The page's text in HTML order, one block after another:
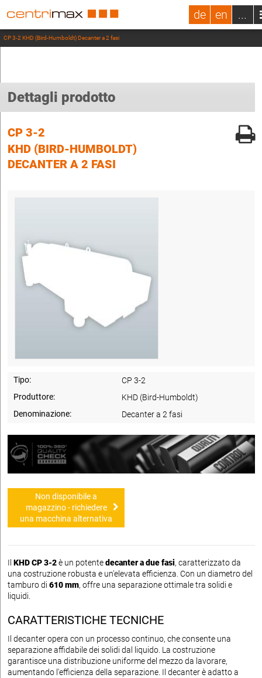
de en ...
CP 3-2 KHD (Bird-Humboldt) Decanter a 2 fasi
Dettagli prodotto
CP 3-2
KHD (BIRD-HUMBOLDT)
DECANTER A 2 FASI
Tipo:
CP 3-2
Produttore:
KHD (Bird-Humboldt)
Denominazione:
Decanter a 2 fasi
Non disponibile a
magazzino - richiedere
una macchina alternativa
Il KHD CP 3-2è un potentedecanter a due fasi, caratterizzato da
una costruzione robusta e un'elevata efficienza. Con un diametro del
tamburo di 610 mm, offre una separazione ottimale tra solidi e
liquidi.
CARATTERISTICHE TECNICHE
Il decanter opera con un processo continuo, che consente una
separazione affidabile dei solidi dal liquido. La costruzione
garantisce una distribuzione uniforme del mezzo da lavorare,
aumentando l'efficienza della separazione. Il decanter è adatto a